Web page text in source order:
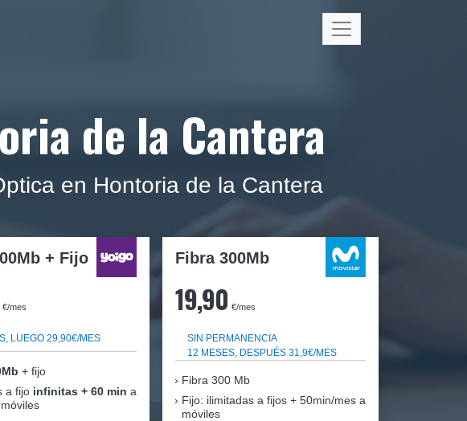
de la Cantera
en Hontoria de la Cantera
+ Fijo
€/mes
LUEGO 29,90€/MES
+ fijo
a fijo infinitas + 60 min a
Fibra 300Mb
19,90 €/mes
SIN PERMANENCIA
12 MESES, DESPUÉS 31,9€/MES
Fibra 300 Mb
Fijo: ilimitadas a fijos + 50min/mes a
móviles